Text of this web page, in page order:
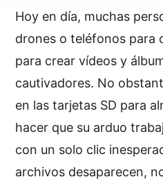
Hoy en día, muchas
drones o teléfonos para
para crear vídeos y
cautivadores. No
en las tarjetas SD para
hacer que su arduo
con un solo clic
archivos desaparecen,